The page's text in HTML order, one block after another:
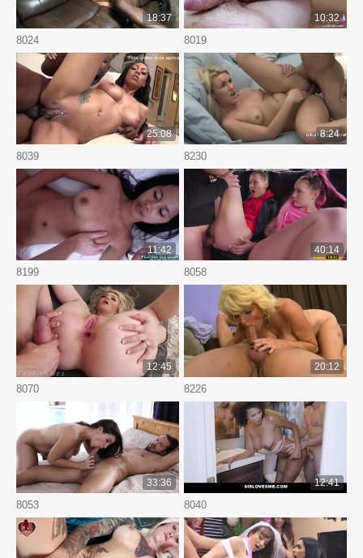
8024
18:37
8019
10:32
8039
25:08
8230
8:24
8199
11:42
8058
40:14
8070
12:45
8226
20:12
8053
33:36
8040
12:41